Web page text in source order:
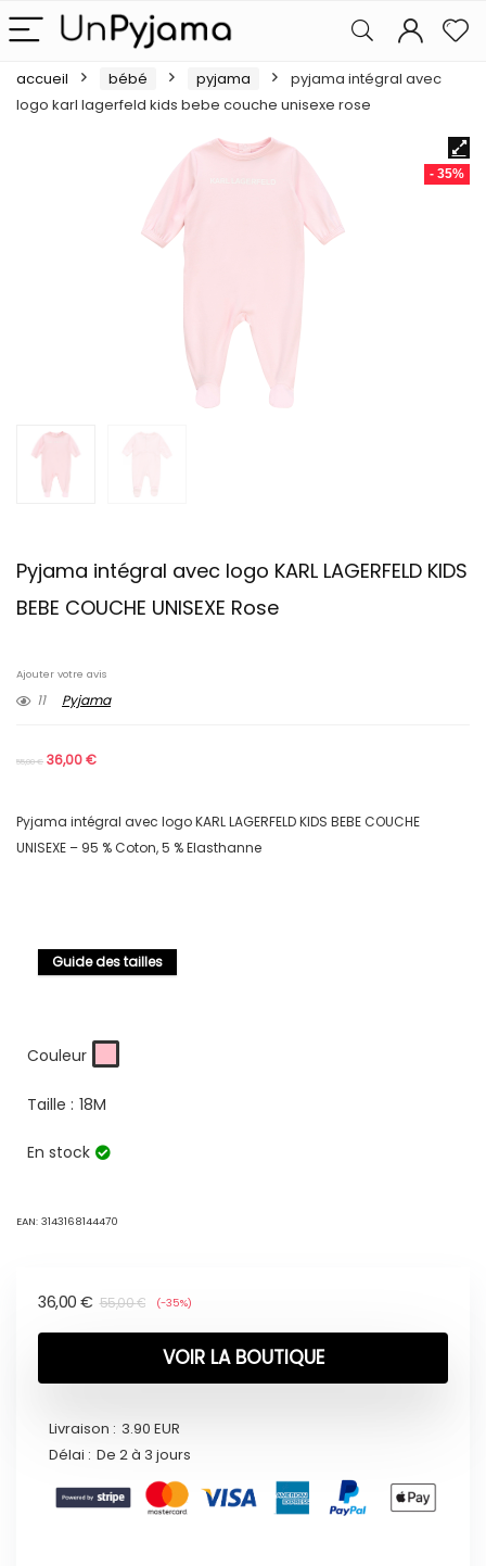
accueil bébé pyjama
pyjama intégral avec
logo karl lagerfeld kids bebe couche unisexe rose
- 35%
Pyjama intégral avec logo KARL LAGERFELD KIDS
BEBE COUCHE UNISEXE Rose
Ajouter votre avis
11 Pyjama
55,00€ 36,00€
Pyjama intégral avec logo KARL LAGERFELD KIDS BEBE COUCHE
UNISEXE – 95 % Coton, 5 % Elasthanne
Guide des tailles
Couleur
Taille : 18M
En stock
EAN: 3143168144470
55,00€
36,00 € (-35%)
VOIR LA BOUTIQUE
Livraison : 3.90 EUR
Délai : De 2 à 3 jours